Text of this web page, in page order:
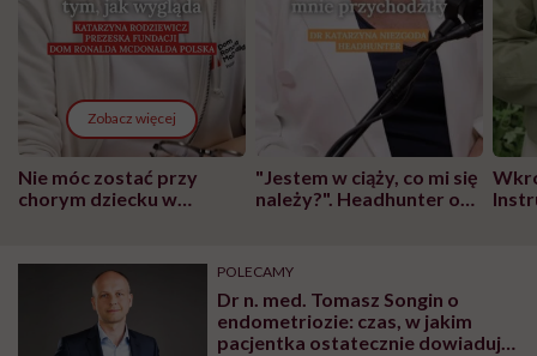
Zobacz więcej
Nie móc zostać przy
chorym dziecku w
może chyba tylko
głupota i brak
wyobraźni"
"Jestem w ciąży, co mi się
należy?". Headhunter o
pracy
POLECAMY
Dr n. med. Tomasz Songin o
endometriozie: czas, w jakim
pacjentka ostatecznie dowiaduje